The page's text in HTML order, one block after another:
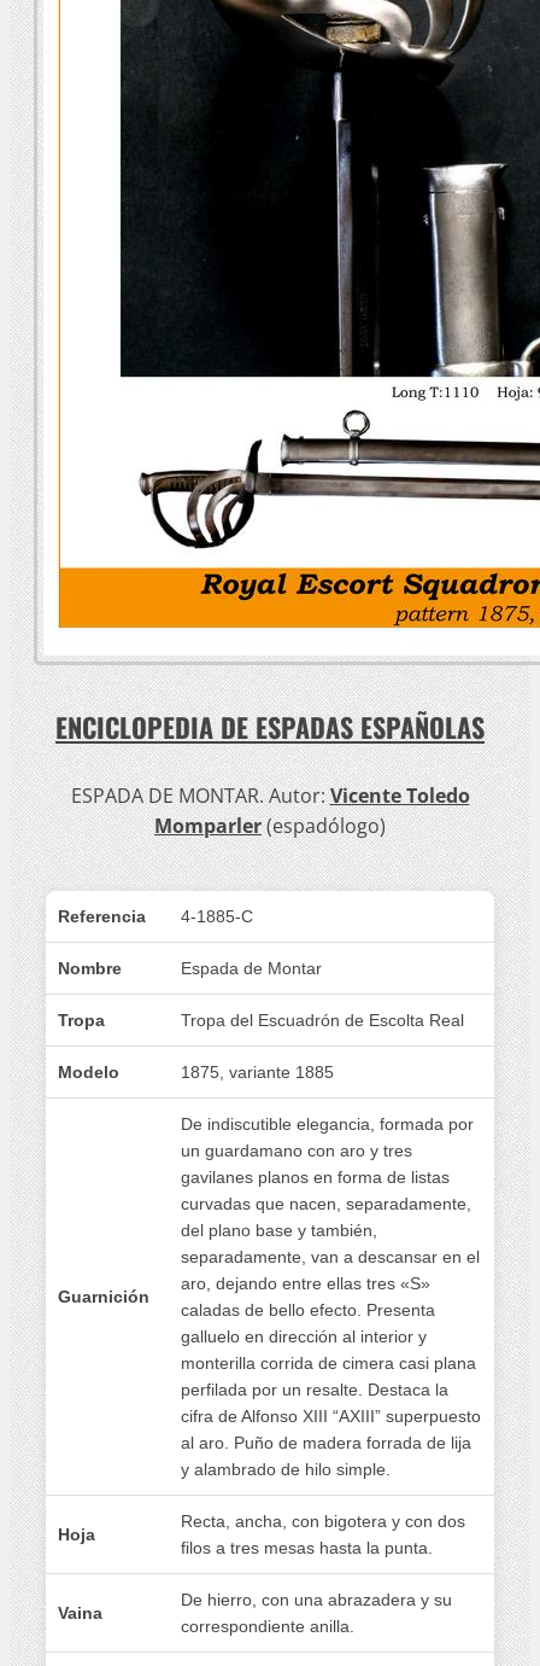
ENCICLOPEDIA DE ESPADAS ESPAÑOLAS
ESPADA DE MONTAR. Autor:Vicente Toledo
Momparler(espadólogo)
Referencia 4-1885-C
Nombre Espada de Montar
Tropa Tropa del Escuadrón de Escolta Real
Modelo 1875, variante 1885
Guarnición
De indiscutible elegancia, formada por
un guardamano con aro y tres
gavilanes planos en forma de listas
curvadas que nacen, separadamente,
del plano base y también,
separadamente, van a descansar en el
aro, dejando entre ellas tres «S»
caladas de bello efecto. Presenta
galluelo en dirección al interior y
monterilla corrida de cimera casi plana
perfilada por un resalte. Destaca la
cifra de Alfonso XIII “AXIII” superpuesto
al aro. Puño de madera forrada de lija
y alambrado de hilo simple.
Hoja
Recta, ancha, con bigotera y con dos
filos a tres mesas hasta la punta.
Vaina
De hierro, con una abrazadera y su
correspondiente anilla.